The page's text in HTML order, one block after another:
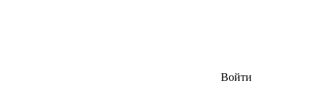
Войти